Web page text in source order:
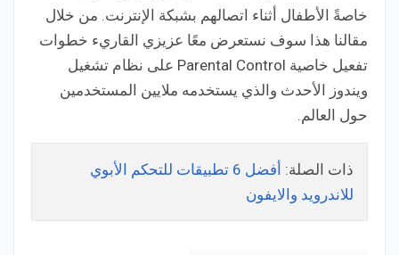
خاصةً الأطفال أثناء اتصالهم بشبكة الإنترنت. من خلال
مقالنا هذا سوف نستعرض معًا عزيزي القاريء خطوات
تفعيل خاصية Parental Control على نظام تشغيل
ويندوز الأحدث والذي يستخدمه ملايين المستخدمين
حول العالم.
ذات الصلة:
أفضل 6 تطبيقات للتحكم الأبوي
للاندرويد والايفون